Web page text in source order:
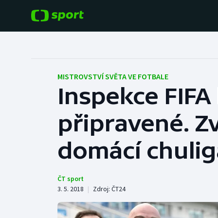
Hokej
Tenis
Atletika
Baseball a softbal
Basketbal
Biatlon
MISTROVSTVÍ SVĚTA VE FOTBALE
Inspekce
připravené.
domácí
ČT sport
3. 5. 2018 | Zdroj: ČT24